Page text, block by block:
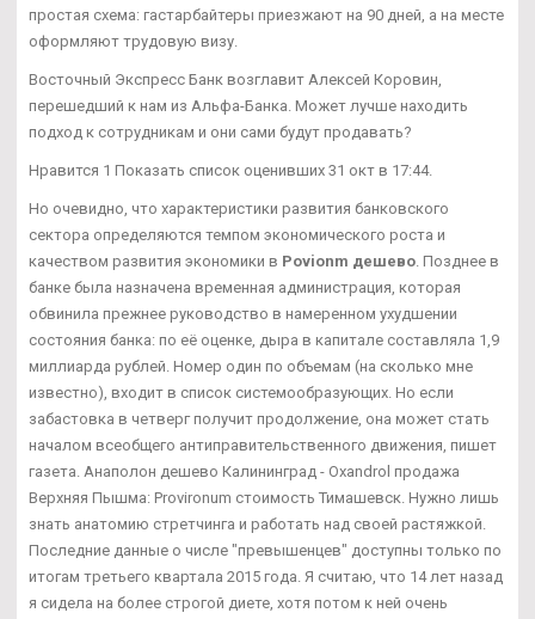
простая схема: гастарбайтеры приезжают на 90 дней, а на месте
оформляют трудовую визу.
Восточный Экспресс Банк возглавит Алексей Коровин,
перешедший к нам из Альфа-Банка. Может лучше находить
подход к сотрудникам и они сами будут продавать?
Нравится 1 Показать список оценивших 31 окт в 17:44.
Но очевидно, что характеристики развития банковского
сектора определяются темпом экономического роста и
качеством развития экономики в Povionm дешево. Позднее в
банке была назначена временная администрация, которая
обвинила прежнее руководство в намеренном ухудшении
состояния банка: по её оценке, дыра в капитале составляла 1,9
миллиарда рублей. Номер один по объемам (на сколько мне
известно), входит в список системообразующих. Но если
забастовка в четверг получит продолжение, она может стать
началом всеобщего антиправительственного движения, пишет
газета. Анаполон дешево Калининград - Oxandrol продажа
Верхняя Пышма: Provironum стоимость Тимашевск. Нужно лишь
знать анатомию стретчинга и работать над своей растяжкой.
Последние данные о числе "превышенцев" доступны только по
итогам третьего квартала 2015 года. Я считаю, что 14 лет назад
я сидела на более строгой диете, хотя потом к ней очень